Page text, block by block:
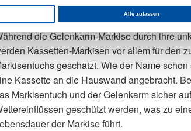
Alle zulassen
stilvollen Akzent an Ihrer Hausfassade.
die Gelenkarm-Markise durch ihre
Kassetten-Markisen vor allem für den
geschätzt. Wie der Name
Kassette an die Hauswand angebracht.
Markisentuch und der Gelenkarm sicher
geschützt werden, was zu
der Markise führt.